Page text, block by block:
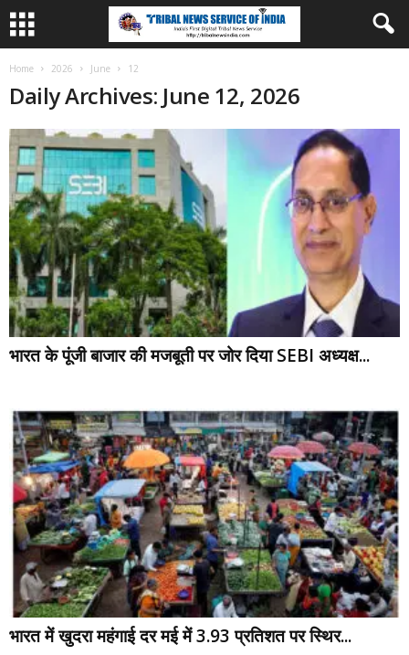
Home 2026 June 12
Daily Archives: June 12, 2026
भारत के पूंजी बाजार की मजबूती पर जोर दिया SEBI अध्यक्ष...
भारत में खुदरा महंगाई दर मई में 3.93 प्रतिशत पर स्थिर...